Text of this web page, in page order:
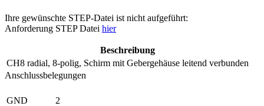
Ihre gewünschte STEP-Datei ist nicht aufgeführt:
Anforderung STEP Datei hier
Beschreibung
CH8 radial, 8-polig, Schirm mit Gebergehäuse leitend verbunden
Anschlussbelegungen
GND
2